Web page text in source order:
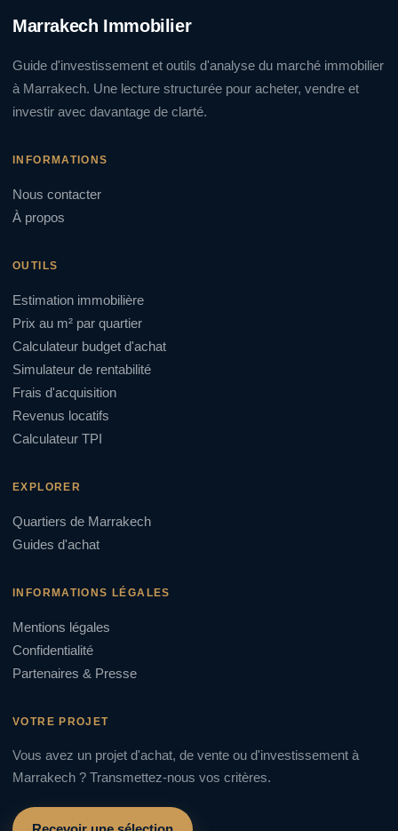
Marrakech Immobilier
Guide d'investissement et outils d'analyse du marché immobilier
à Marrakech. Une lecture structurée pour acheter, vendre et
investir avec davantage de clarté.
INFORMATIONS
Nous contacter
À propos
OUTILS
Estimation immobilière
Prix au m² par quartier
Calculateur budget d'achat
Simulateur de rentabilité
Frais d'acquisition
Revenus locatifs
Calculateur TPI
EXPLORER
Quartiers de Marrakech
Guides d'achat
INFORMATIONS LÉGALES
Mentions légales
Confidentialité
Partenaires & Presse
VOTRE PROJET
Vous avez un projet d'achat, de vente ou d'investissement à
Marrakech ? Transmettez-nous vos critères.